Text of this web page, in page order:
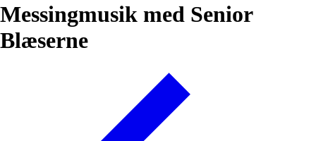
Messingmusik med Senior
Blæserne